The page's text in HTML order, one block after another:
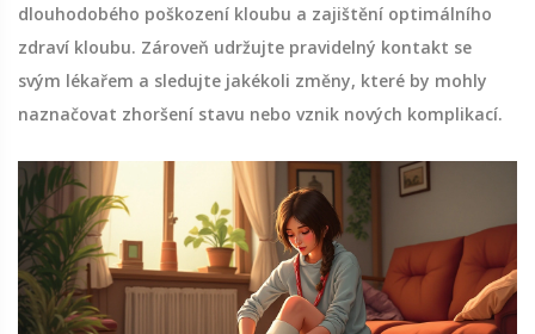
dlouhodobého poškození kloubu a zajištění optimálního
zdraví kloubu. Zároveň udržujte pravidelný kontakt se
svým lékařem a sledujte jakékoli změny, které by mohly
naznačovat zhoršení stavu nebo vznik nových komplikací.